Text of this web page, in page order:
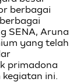
berbagai
SENA, Aruna
yang telah
primadona
ini.